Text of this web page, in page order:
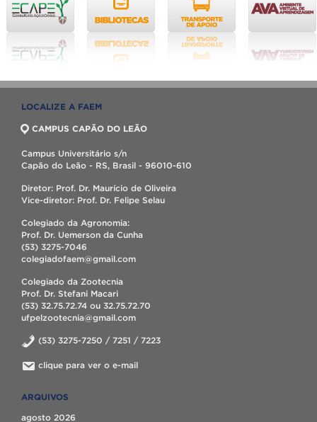
LOCALIZE A FAEM
CAMPUS CAPÃO DO LEÃO
Campus Universitário s/n
Capão do Leão - RS, Brasil - 96010-610
Diretor: Prof. Dr. Maurício de Oliveira
Vice-diretor: Prof. Dr. Felipe Selau
Colegiado da Agronomia:
Prof. Dr. Uemerson da Cunha
(53) 3275-7046
colegiadofaem@gmail.com
Colegiado da Zootecnia
Prof. Dr. Stefani Macari
(53) 32.75.72.74 ou 32.75.72.70
ufpelzootecnia@gmail.com
(53) 3275-7250 / 7251 / 7223
clique para ver o e-mail
ARQUIVOS
agosto 2026